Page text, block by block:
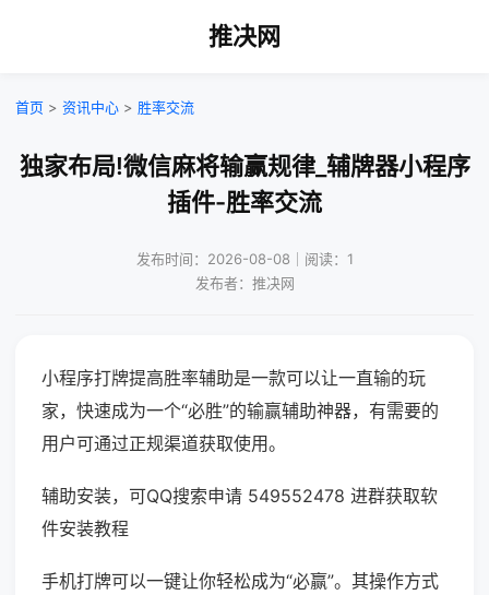
推决网
首页 > 资讯中心 > 胜率交流
独家布局!微信麻将输赢规律_辅牌器小程序
插件-胜率交流
发布时间：2026-08-08｜阅读：1
发布者：推决网
小程序打牌提高胜率辅助是一款可以让一直输的玩
家，快速成为一个“必胜”的输赢辅助神器，有需要的
用户可通过正规渠道获取使用。
辅助安装，可QQ搜索申请 549552478 进群获取软
件安装教程
手机打牌可以一键让你轻松成为“必赢”。其操作方式